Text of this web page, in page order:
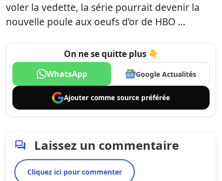
voler la vedette, la série pourrait devenir la
nouvelle poule aux oeufs d’or de HBO …
On ne se quitte plus 👇
WhatsApp Google Actualités
Ajouter comme source préférée
Laissez un commentaire
Cliquez ici pour commenter